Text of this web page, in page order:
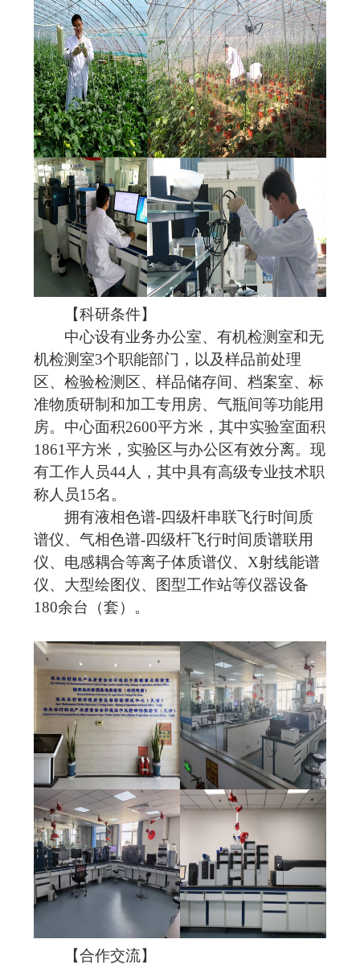
【科研条件】
中心设有业务办公室、有机检测室和无
机检测室3个职能部门，以及样品前处理
区、检验检测区、样品储存间、档案室、标
准物质研制和加工专用房、气瓶间等功能用
房。中心面积2600平方米，其中实验室面积
1861平方米，实验区与办公区有效分离。现
有工作人员44人，其中具有高级专业技术职
称人员15名。
拥有液相色谱-四级杆串联飞行时间质
谱仪、气相色谱-四级杆飞行时间质谱联用
仪、电感耦合等离子体质谱仪、 X射线能谱
仪、大型绘图仪、图型工作站等仪器设备
180余台（套）。
【合作交流】